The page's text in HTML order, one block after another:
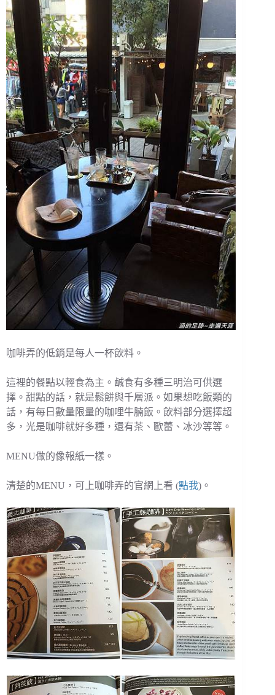
咖啡弄的低銷是每人一杯飲料。
這裡的餐點以輕食為主。鹹食有多種三明治可供選
擇。甜點的話，就是鬆餅與千層派。如果想吃飯類的
話，有每日數量限量的咖哩牛腩飯。飲料部分選擇超
多，光是咖啡就好多種，還有茶、歐蕾、冰沙等等。
MENU做的像報紙一樣。
清楚的MENU，可上咖啡弄的官網上看 (點我)。